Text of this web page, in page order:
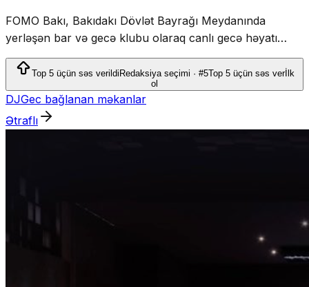
FOMO Bakı, Bakıdakı Dövlət Bayrağı Meydanında
yerləşən bar və gecə klubu olaraq canlı gecə həyatı
təcrübəsi təqdim edir.
Top 5 üçün səs verildiRedaksiya seçimi · #5Top 5 üçün səs verİlk
ol
DJGec bağlanan məkanlar
Ətraflı